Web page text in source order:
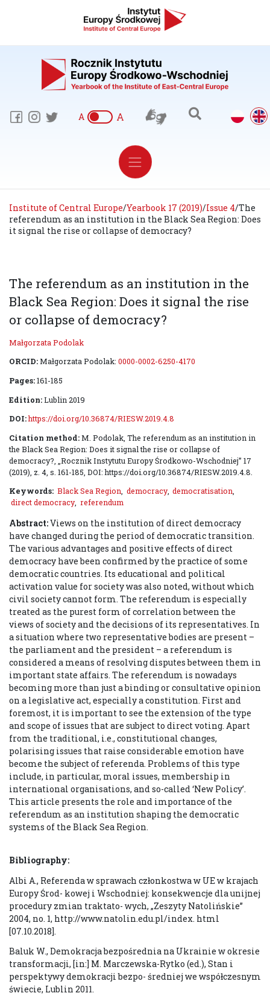
A A
Institute of Central Europe/Yearbook 17 (2019)/Issue 4/The
referendum as an institution in the Black Sea Region: Does
it signal the rise or collapse of democracy?
The referendum as an institution in the
Black Sea Region: Does it signal the rise
or collapse of democracy?
Małgorzata Podolak
ORCID:Małgorzata Podolak: 0000-0002-6250-4170
Pages:161-185
Edition:Lublin 2019
DOI:https://doi.org/10.36874/RIESW.2019.4.8
Citation method:M. Podolak, The referendum as an institution in
the Black Sea Region: Does it signal the rise or collapse of
democracy?, „Rocznik Instytutu Europy Środkowo-Wschodniej” 17
(2019), z. 4, s. 161-185, DOI: https://doi.org/10.36874/RIESW.2019.4.8.
Keywords: Black Sea Region, democracy, democratisation,
direct democracy, referendum
Abstract:Views on the institution of direct democracy
have changed during the period of democratic transition.
The various advantages and positive effects of direct
democracy have been confirmed by the practice of some
democratic countries. Its educational and political
activation value for society was also noted, without which
civil society cannot form. The referendum is especially
treated as the purest form of correlation between the
views of society and the decisions of its representatives. In
a situation where two representative bodies are present –
the parliament and the president – a referendum is
considered a means of resolving disputes between them in
important state affairs. The referendum is nowadays
becoming more than just a binding or consultative opinion
on a legislative act, especially a constitution. First and
foremost, it is important to see the extension of the type
and scope of issues that are subject to direct voting. Apart
from the traditional, i.e., constitutional changes,
polarising issues that raise considerable emotion have
become the subject of referenda. Problems of this type
include, in particular, moral issues, membership in
international organisations, and so-called ‘New Policy’.
This article presents the role and importance of the
referendum as an institution shaping the democratic
systems of the Black Sea Region.
Bibliography:
Albi A., Referenda w sprawach członkostwa w UE w krajach
Europy Środ- kowej i Wschodniej: konsekwencje dla unijnej
procedury zmian traktato- wych, „Zeszyty Natolińskie”
2004, no. 1, http://www.natolin.edu.pl/index. html
[07.10.2018].
Baluk W., Demokracja bezpośrednia na Ukrainie w okresie
transformacji, [in:] M. Marczewska-Rytko (ed.), Stan i
perspektywy demokracji bezpo- średniej we współczesnym
świecie, Lublin 2011.